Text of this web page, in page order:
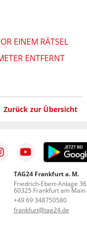
EINEM RÄTSEL
ENTFERNT
Zurück zur Übersicht
TAG24 Frankfurt a. M.
Friedrich-Ebert-Anlage 36
60325 Frankfurt am Main
+49 69 348750580
frankfurt@tag24.de